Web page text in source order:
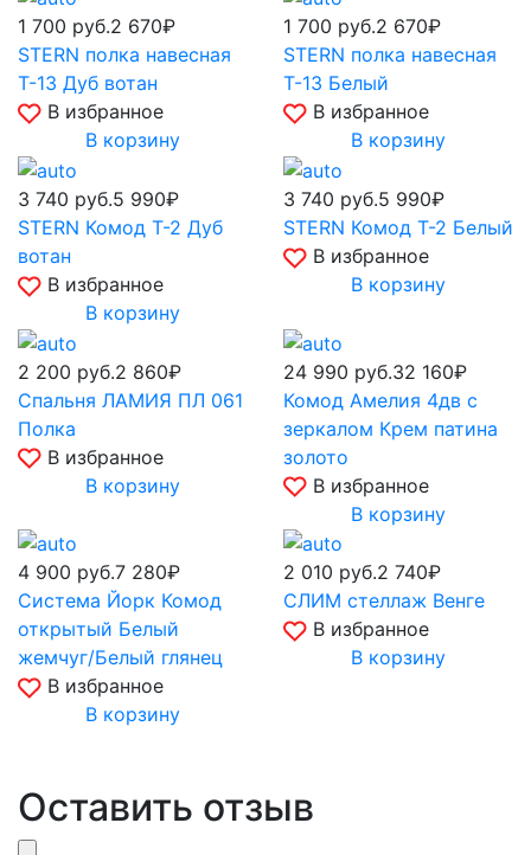
1 700 руб.2 670₽
STERN полка навесная
Т-13 Дуб вотан
В избранное
В корзину
1 700 руб.2 670₽
STERN полка навесная
Т-13 Белый
В избранное
В корзину
3 740 руб.5 990₽
STERN Комод Т-2 Дуб
вотан
В избранное
В корзину
3 740 руб.5 990₽
STERN Комод Т-2 Белый
В избранное
В корзину
2 200 руб.2 860₽
Спальня ЛАМИЯ ПЛ 061
Полка
В избранное
В корзину
24 990 руб.32 160₽
Комод Амелия 4дв с
зеркалом Крем патина
золото
В избранное
В корзину
4 900 руб.7 280₽
Система Йорк Комод
открытый Белый
жемчуг/Белый глянец
В избранное
В корзину
2 010 руб.2 740₽
СЛИМ стеллаж Венге
В избранное
В корзину
Оставить отзыв